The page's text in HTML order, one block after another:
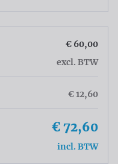
€ 60,00
excl. BTW
€ 12,60
€ 72,60
incl. BTW